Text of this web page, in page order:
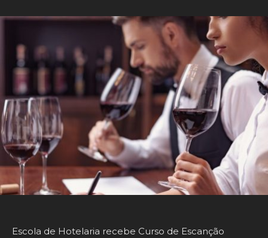
Escola de Hotelaria recebe Curso de Escanção